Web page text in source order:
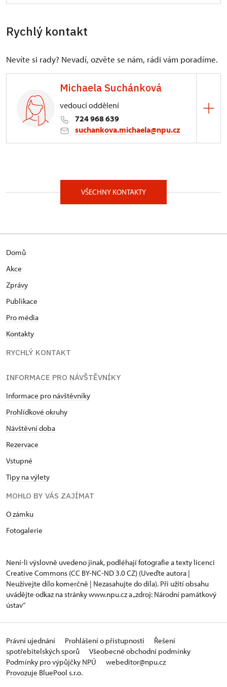
Rychlý kontakt
Nevíte si rady? Nevadí, ozvěte se nám, rádi vám poradíme.
Michaela Suchánková
vedoucí oddělení
724 968 639
suchankova.michaela@npu.cz
VŠECHNY KONTAKTY
Domů
Akce
Zprávy
Publikace
Pro média
Kontakty
RYCHLÝ KONTAKT
INFORMACE PRO NÁVŠTĚVNÍKY
Informace pro návštěvníky
Prohlídkové okruhy
Návštěvní doba
Rezervace
Vstupné
Tipy na výlety
MOHLO BY VÁS ZAJÍMAT
O zámku
Fotogalerie
Není-li výslovně uvedeno jinak, podléhají fotografie a texty licenci
Creative Commons (CC BY-NC-ND 3.0 CZ) (Uveďte autora |
Neužívejte dílo komerčně | Nezasahujte do díla). Při užití obsahu
uvádějte odkaz na stránky www.npu.cz a „zdroj: Národní památkový
ústav“
Právní ujednání Prohlášení o přístupnosti
Řešení
spotřebitelských sporů
Všeobecné obchodní podmínky
Podmínky pro výpůjčky NPÚ
webeditor@npu.cz
Provozuje BluePool s.r.o.